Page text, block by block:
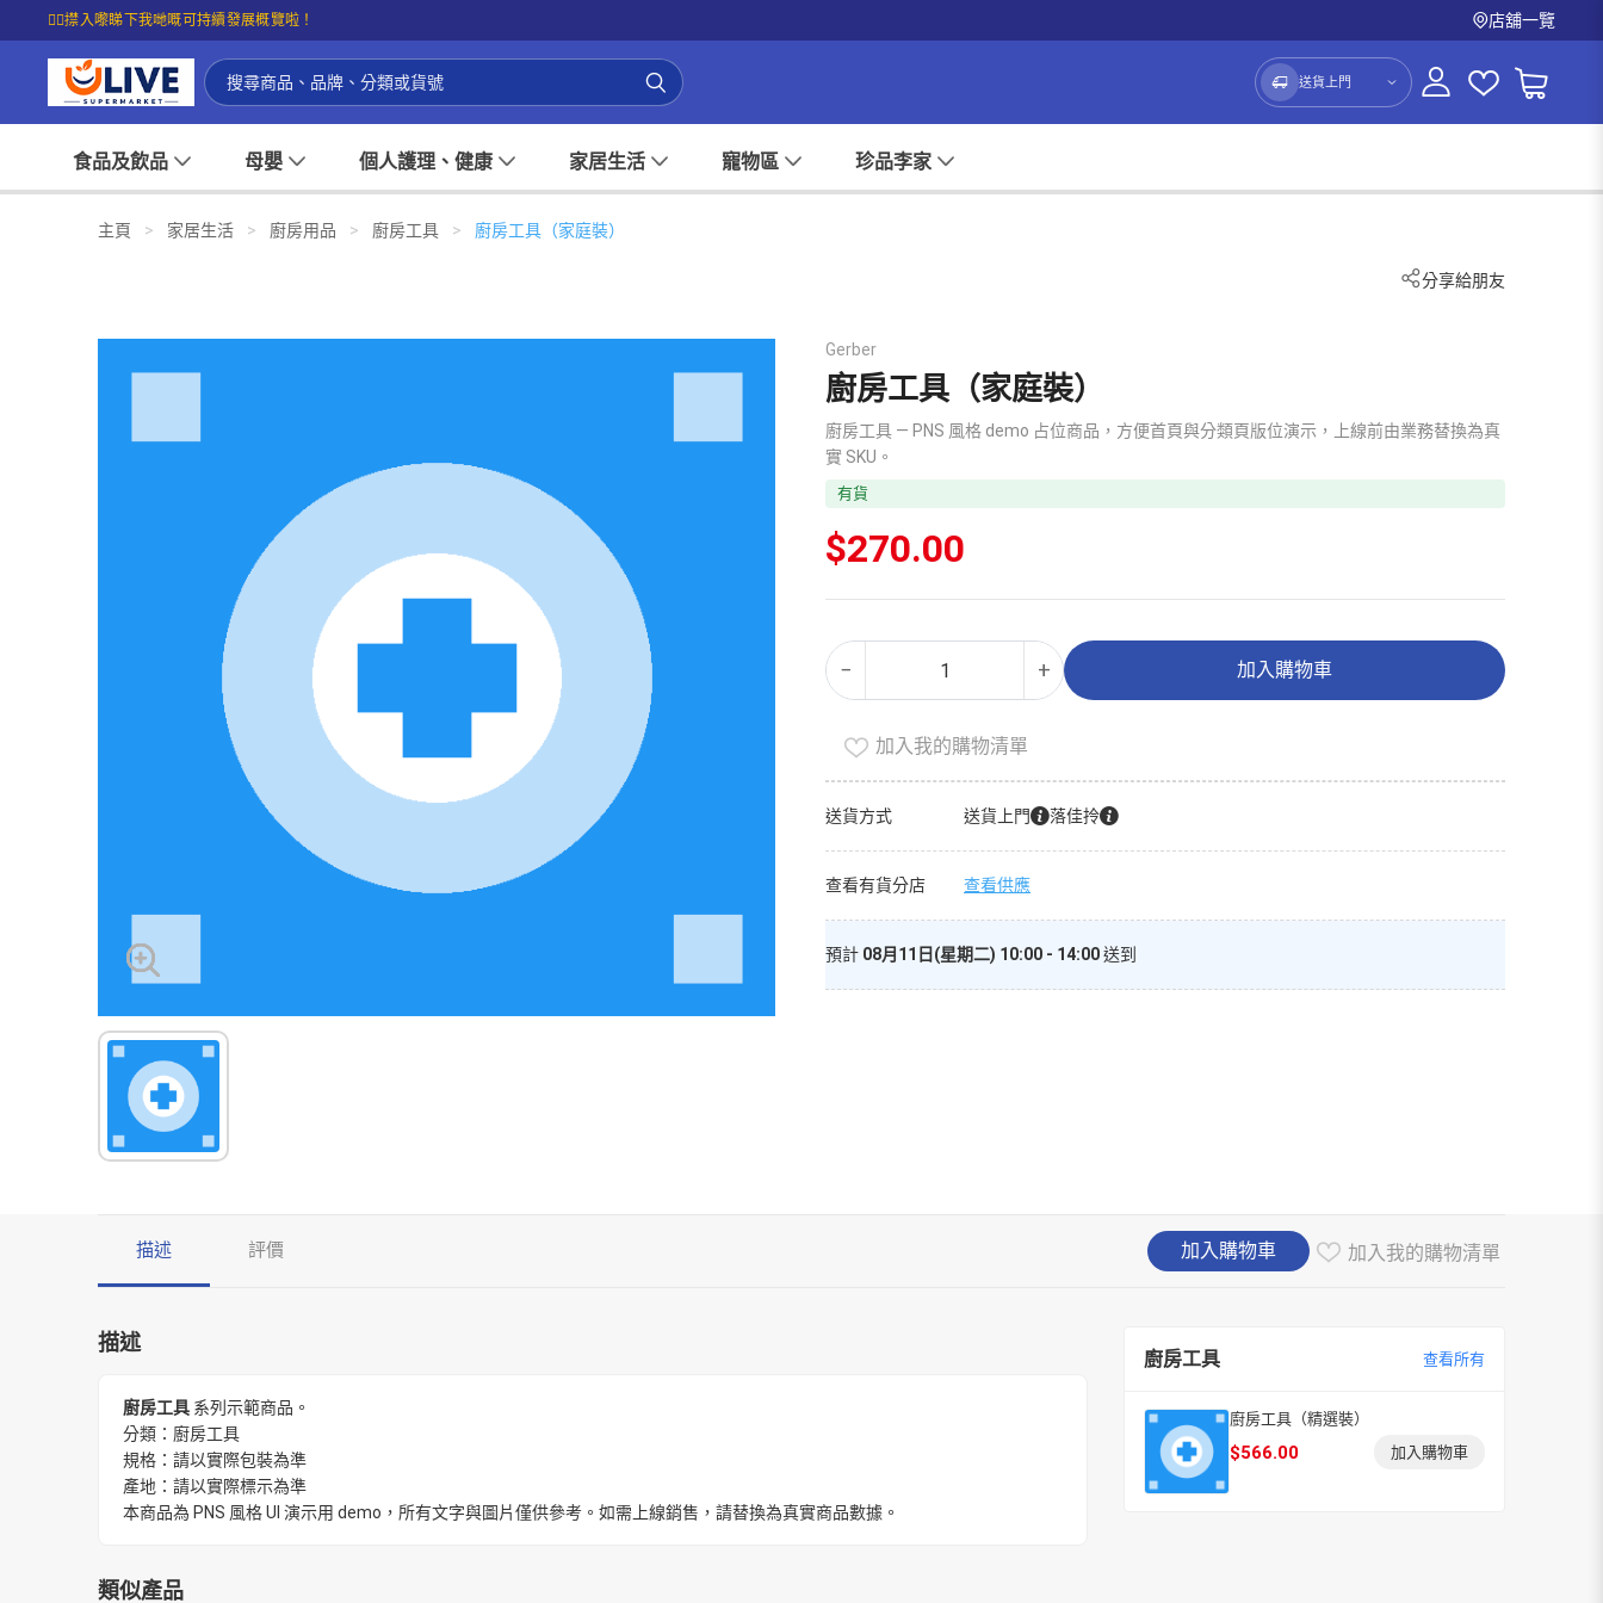
☝🏼㩒入嚟睇下我哋嘅可持續發展概覽啦！ 店舖一覽
送貨上門
食品及飲品 母嬰 個人護理、健康 家居生活 寵物區 珍品李家
主頁 > 家居生活 > 廚房用品 > 廚房工具 > 廚房工具（家庭裝）
分享給朋友
Gerber
廚房工具（家庭裝）
廚房工具 — PNS 風格 demo 占位商品，方便首頁與分類頁版位演示，上線前由業務替換為真
實 SKU。
有貨
$270.00
−
廚
房
（家
庭
量
+ 加入購物車
Alternative:
加入我的購物清單
送貨方式 送貨上門 落佳拎
查看有貨分店 查看供應
預計 08月11日(星期二) 10:00 - 14:00送到
描述 評價 加入購物車 加入我的購物清單
描述
廚房工具 系列示範商品。
分類：廚房工具
規格：請以實際包裝為準
產地：請以實際標示為準
本商品為 PNS 風格 UI 演示用 demo，所有文字與圖片僅供參考。如需上線銷售，請替換為真實商品數據。
類似產品
廚房工具 查看所有
廚房工具（精選裝）
$566.00 加入購物車